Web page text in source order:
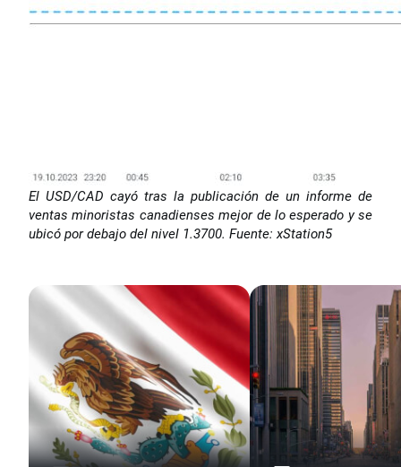
El USD/CAD cayó tras la publicación de un informe de
ventas minoristas canadienses mejor de lo esperado y se
ubicó por debajo del nivel 1.3700. Fuente: xStation5